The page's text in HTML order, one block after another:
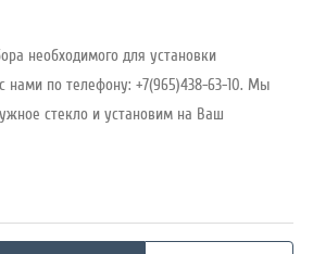
необходимого для установки
нами по телефону: +7(965)438-63-10. Мы
стекло и установим на Ваш